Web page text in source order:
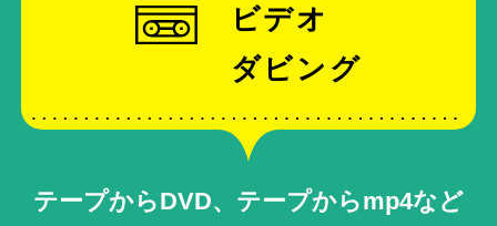
ビデオ
ダビング
テープからDVD、テープからmp4など